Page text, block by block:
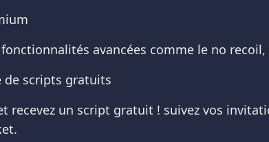
avancées comme le no
scripts gratuits
recevez un script gratuit ! suivez vos